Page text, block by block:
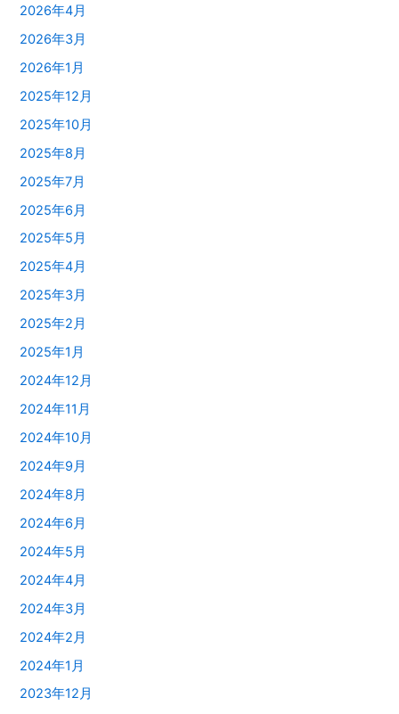
2026年4月
2026年3月
2026年1月
2025年12月
2025年10月
2025年8月
2025年7月
2025年6月
2025年5月
2025年4月
2025年3月
2025年2月
2025年1月
2024年12月
2024年11月
2024年10月
2024年9月
2024年8月
2024年6月
2024年5月
2024年4月
2024年3月
2024年2月
2024年1月
2023年12月